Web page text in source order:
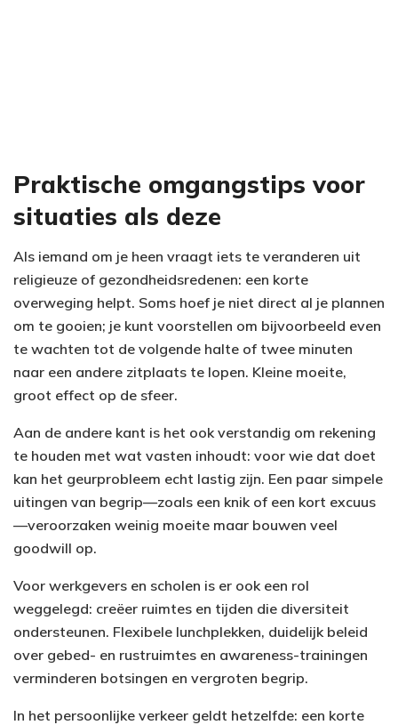
Praktische omgangstips voor
situaties als deze
Als iemand om je heen vraagt iets te veranderen uit
religieuze of gezondheidsredenen: een korte
overweging helpt. Soms hoef je niet direct al je plannen
om te gooien; je kunt voorstellen om bijvoorbeeld even
te wachten tot de volgende halte of twee minuten
naar een andere zitplaats te lopen. Kleine moeite,
groot effect op de sfeer.
Aan de andere kant is het ook verstandig om rekening
te houden met wat vasten inhoudt: voor wie dat doet
kan het geurprobleem echt lastig zijn. Een paar simpele
uitingen van begrip—zoals een knik of een kort excuus
—veroorzaken weinig moeite maar bouwen veel
goodwill op.
Voor werkgevers en scholen is er ook een rol
weggelegd: creëer ruimtes en tijden die diversiteit
ondersteunen. Flexibele lunchplekken, duidelijk beleid
over gebed- en rustruimtes en awareness-trainingen
verminderen botsingen en vergroten begrip.
In het persoonlijke verkeer geldt hetzelfde: een korte